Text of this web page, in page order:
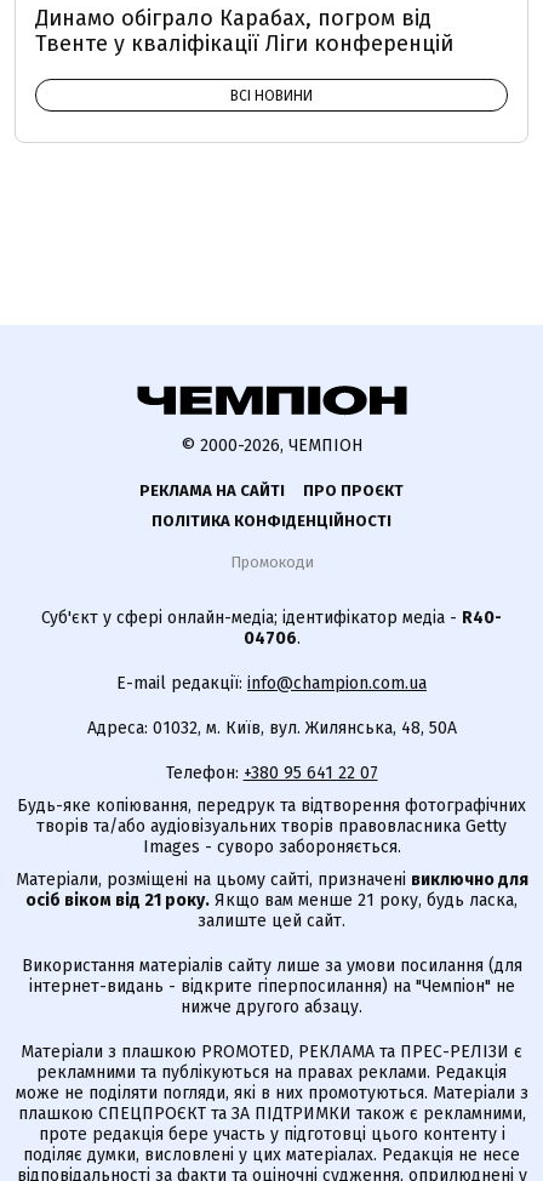
Динамо обіграло Карабах, погром від
Твенте у кваліфікації Ліги конференцій
ВСІ НОВИНИ
© 2000-2026, ЧЕМПІОН
РЕКЛАМА НА САЙТІ
ПРО ПРОЄКТ
ПОЛІТИКА КОНФІДЕНЦІЙНОСТІ
Промокоди
Суб'єкт у сфері онлайн-медіа; ідентифікатор медіа - R40-
04706.
E-mail редакції: info@champion.com.ua
Адреса: 01032, м. Київ, вул. Жилянська, 48, 50А
Телефон: +380 95 641 22 07
Будь-яке копіювання, передрук та відтворення фотографічних
творів та/або аудіовізуальних творів правовласника Getty
Images - суворо забороняється.
Матеріали, розміщені на цьому сайті, призначені виключно для
осіб віком від 21 року. Якщо вам менше 21 року, будь ласка,
залиште цей сайт.
Використання матеріалів сайту лише за умови посилання (для
інтернет-видань - відкрите гіперпосилання) на "Чемпіон" не
нижче другого абзацу.
Матеріали з плашкою PROMOTED, РЕКЛАМА та ПРЕС-РЕЛІЗИ є
рекламними та публікуються на правах реклами. Редакція
може не поділяти погляди, які в них промотуються. Матеріали з
плашкою СПЕЦПРОЄКТ та ЗА ПІДТРИМКИ також є рекламними,
проте редакція бере участь у підготовці цього контенту і
поділяє думки, висловлені у цих матеріалах. Редакція не несе
відповідальності за факти та оціночні судження, оприлюднені у